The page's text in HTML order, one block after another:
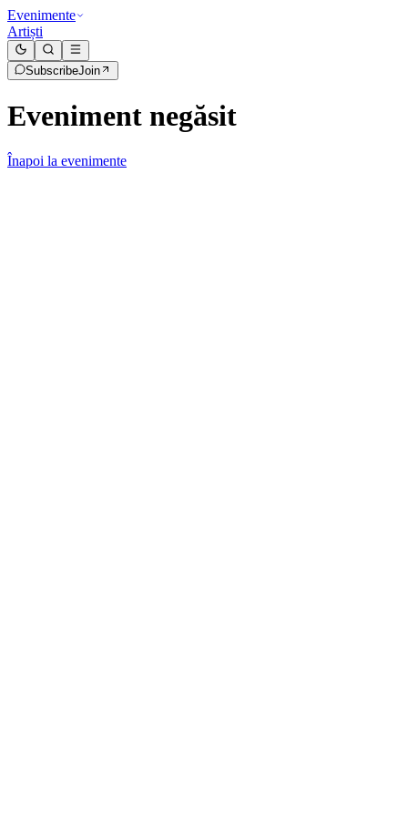
Evenimente
Artiști
SubscribeJoin
Eveniment negăsit
Înapoi la evenimente